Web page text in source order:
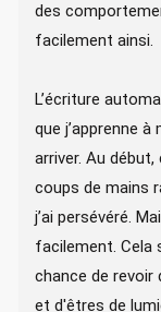
des
facilement ainsi.
L’écriture
que j’apprenne
arriver. Au
coups de mains
j’ai persévéré.
facilement. Cela
chance de revoir
et d'êtres de